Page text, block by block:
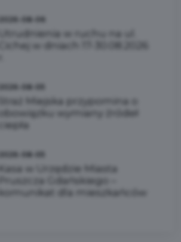
2026-08-06
Utrudnienia w ruchu na ul.
Cichej w dniach 17-30.08.2026
2026-08-05
Straż Miejska przypomina o
obowiązku wymiany źródeł
ciepła
2026-08-05
Kasa w Urzędzie Miasta
Pruszcza Gdańskiego –
komunikat dla mieszkańców